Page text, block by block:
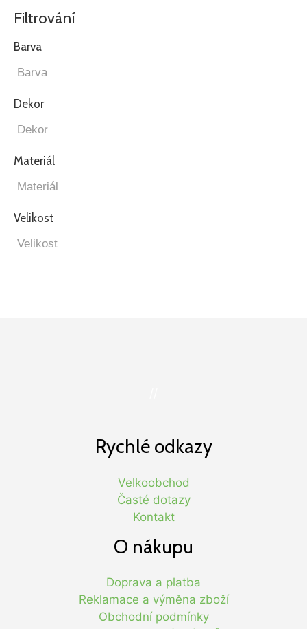
Filtrování
Barva
Dekor
Materiál
Velikost
Rychlé odkazy
Velkoobchod
Časté dotazy
Kontakt
O nákupu
Doprava a platba
Reklamace a výměna zboží
Obchodní podmínky